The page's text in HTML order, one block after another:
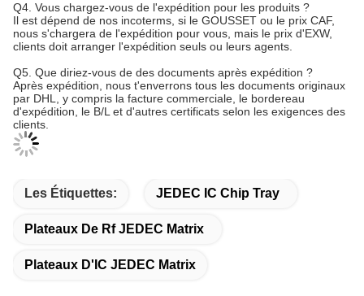
Q4. Vous chargez-vous de l'expédition pour les produits ?
Il est dépend de nos incoterms, si le GOUSSET ou le prix CAF,
nous s'chargera de l'expédition pour vous, mais le prix d'EXW,
clients doit arranger l'expédition seuls ou leurs agents.
Q5. Que diriez-vous de des documents après expédition ?
Après expédition, nous t'enverrons tous les documents originaux
par DHL, y compris la facture commerciale, le bordereau
d'expédition, le B/L et d'autres certificats selon les exigences des
clients.
Les Étiquettes: JEDEC IC Chip Tray
Plateaux De Rf JEDEC Matrix
Plateaux D'IC JEDEC Matrix